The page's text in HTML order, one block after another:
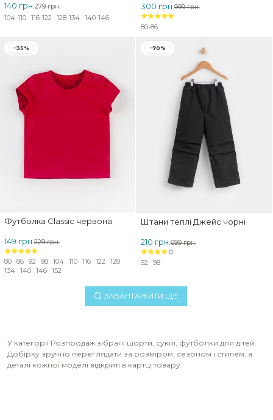
279 грн.
140 грн.
104-110 116-122 128-134 140-146
999 грн.
300 грн.
80-86
−35%
Футболка Classic червона
229 грн.
149 грн.
80 86 92 98 104 110 116 122
128
134
140 146 152
−70%
Штани теплі Джейс чорні
699 грн.
210 грн.
92 98
ЗАВАНТАЖИТИ ЩЕ
У категорії Розпродаж зібрані шорти, сукні, футболки для дітей.
Добірку зручно переглядати за розміром, сезоном і стилем, а
деталі кожної моделі відкриті в картці товару.